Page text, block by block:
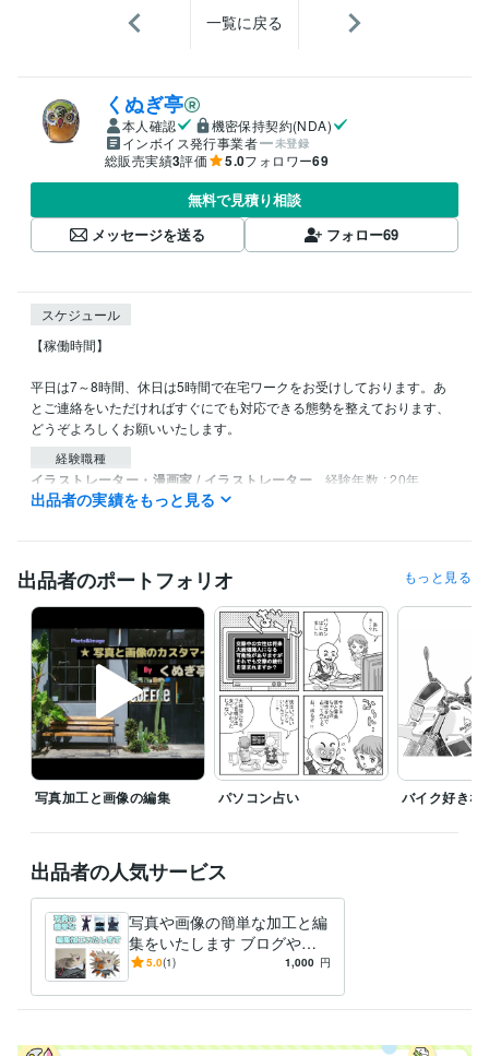
一覧に戻る
くぬぎ亭
本人確認
機密保持契約(NDA)
インボイス発行事業者
未登録
総販売実績3評価 5.0フォロワー69
無料で見積り相談
メッセージを送る
フォロー69
スケジュール
【稼働時間】
平日は7～8時間、休日は5時間で在宅ワークをお受けしております。あ
とご連絡をいただければすぐにでも対応できる態勢を整えております、
経験職種
イラストレーター・漫画家 / イラストレーター 経験年数 : 20年
1979年みのり書房の雑誌コミックアゲインで新人賞
得意分野
イラスト作成・漫画制作
デザイン制作 写真編集及び画像加工
写真編集及び画像加工
出品者の実績をもっと見る
出品者のポートフォリオ もっと見る
写真加工と画像の編集 パソコン占い バイク好きな
出品者の人気サービス
写真や画像の簡単な加工と編
集をいたします ブログやホ
ームページなどにいかがでし
5.0(1) 1,000 円